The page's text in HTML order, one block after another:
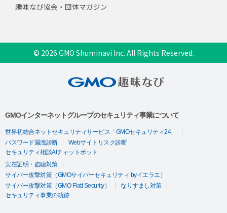
趣味なび協会・団体マガジン
© 2026 GMO Shuminavi Inc. All Rights Reserved.